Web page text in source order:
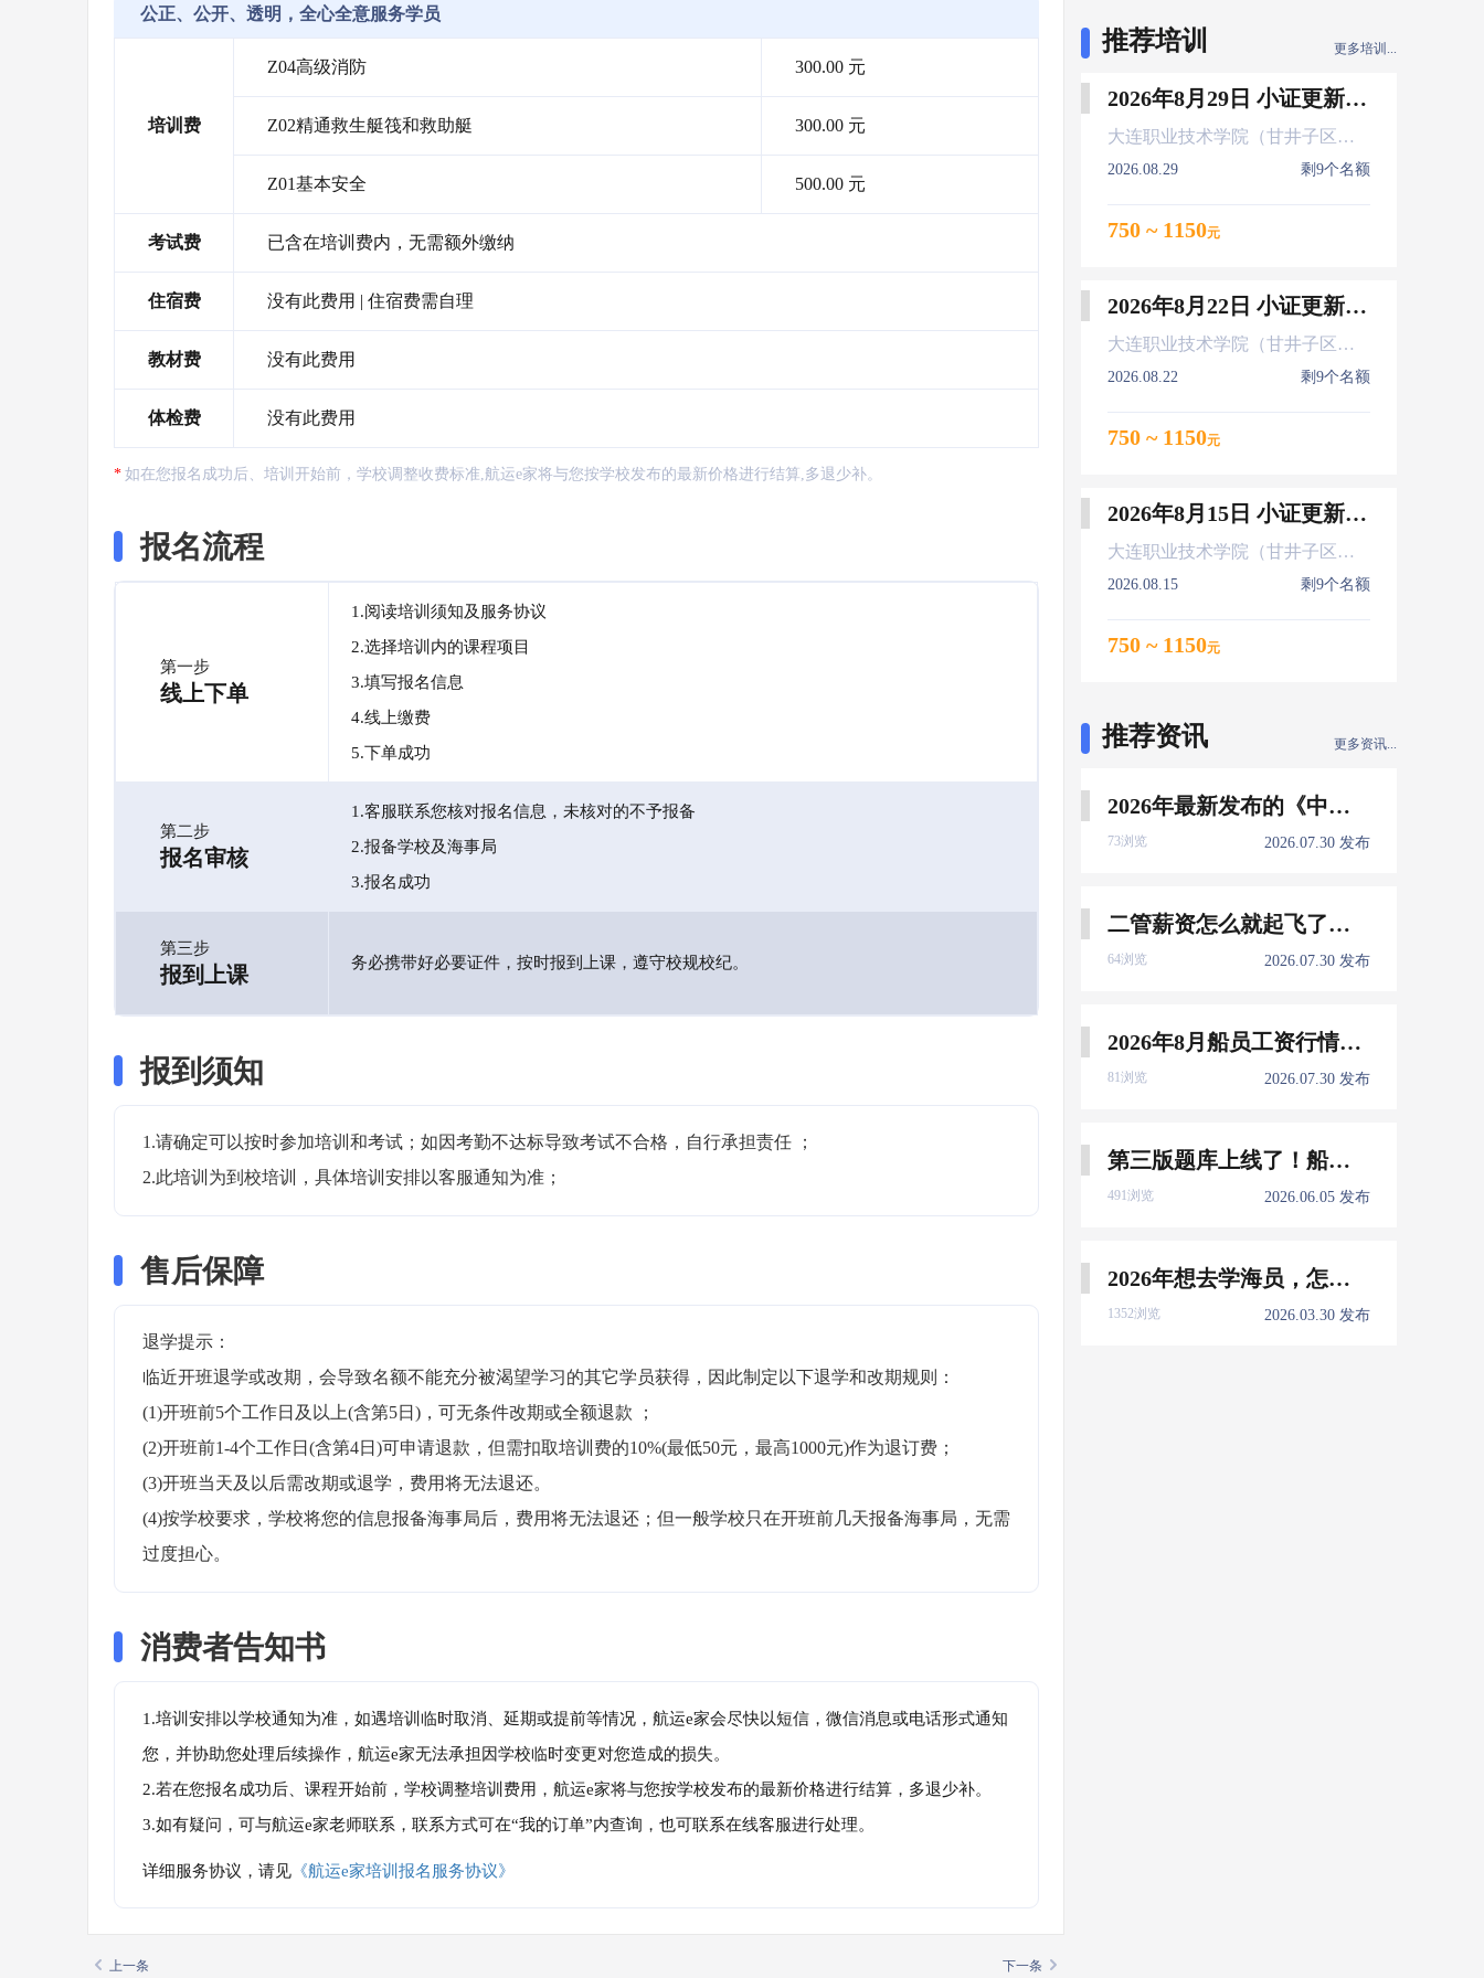
公正、公开、透明，全心全意服务学员
培训费
Z04高级消防 300.00 元
Z02精通救生艇筏和救助艇 300.00 元
Z01基本安全 500.00 元
考试费 已含在培训费内，无需额外缴纳
住宿费 没有此费用 | 住宿费需自理
教材费 没有此费用
体检费 没有此费用
如在您报名成功后、培训开始前，学校调整收费标准,航运e家将与您按学校发布的最新价格进行结算,多退少补。
报名流程
第一步
线上下单
1.阅读培训须知及服务协议
2.选择培训内的课程项目
3.填写报名信息
4.线上缴费
5.下单成功
第二步
报名审核
1.客服联系您核对报名信息，未核对的不予报备
2.报备学校及海事局
3.报名成功
第三步
报到上课 务必携带好必要证件，按时报到上课，遵守校规校纪。
报到须知
1.请确定可以按时参加培训和考试；如因考勤不达标导致考试不合格，自行承担责任 ；
2.此培训为到校培训，具体培训安排以客服通知为准；
售后保障
退学提示：
临近开班退学或改期，会导致名额不能充分被渴望学习的其它学员获得，因此制定以下退学和改期规则：
(1)开班前5个工作日及以上(含第5日)，可无条件改期或全额退款 ；
(2)开班前1-4个工作日(含第4日)可申请退款，但需扣取培训费的10%(最低50元，最高1000元)作为退订费；
(3)开班当天及以后需改期或退学，费用将无法退还。
(4)按学校要求，学校将您的信息报备海事局后，费用将无法退还；但一般学校只在开班前几天报备海事局，无需
过度担心。
消费者告知书
1.培训安排以学校通知为准，如遇培训临时取消、延期或提前等情况，航运e家会尽快以短信，微信消息或电话形式通知
您，并协助您处理后续操作，航运e家无法承担因学校临时变更对您造成的损失。
2.若在您报名成功后、课程开始前，学校调整培训费用，航运e家将与您按学校发布的最新价格进行结算，多退少补。
3.如有疑问，可与航运e家老师联系，联系方式可在“我的订单”内查询，也可联系在线客服进行处理。
详细服务协议，请见 《航运e家培训报名服务协议》
推荐培训 更多培训...
2026年8月29日 小证更新 Z01Z02Z04
大连职业技术学院（甘井子区大连北站）
2026.08.29 剩9个名额
750 ~ 1150元
2026年8月22日 小证更新 Z01Z02Z04
大连职业技术学院（甘井子区大连北站）
2026.08.22 剩9个名额
750 ~ 1150元
2026年8月15日 小证更新 Z01Z02Z04
大连职业技术学院（甘井子区大连北站）
2026.08.15 剩9个名额
750 ~ 1150元
推荐资讯 更多资讯...
2026年最新发布的《中国船员发展报告》，暴露了哪些信息量？
73浏览 2026.07.30 发布
二管薪资怎么就起飞了，下一个会是谁？
64浏览 2026.07.30 发布
2026年8月船员工资行情参考
81浏览 2026.07.30 发布
第三版题库上线了！船员免费刷！
491浏览 2026.06.05 发布
2026年想去学海员，怎么选择培训学校？
1352浏览 2026.03.30 发布
上一条 下一条